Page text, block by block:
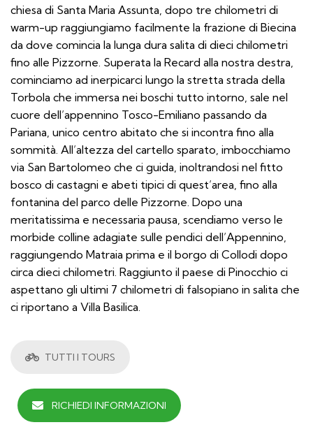
chiesa di Santa Maria Assunta, dopo tre chilometri di
warm-up raggiungiamo facilmente la frazione di Biecina
da dove comincia la lunga dura salita di dieci chilometri
fino alle Pizzorne. Superata la Recard alla nostra destra,
cominciamo ad inerpicarci lungo la stretta strada della
Torbola che immersa nei boschi tutto intorno, sale nel
cuore dell’appennino Tosco-Emiliano passando da
Pariana, unico centro abitato che si incontra fino alla
sommità. All’altezza del cartello sparato, imbocchiamo
via San Bartolomeo che ci guida, inoltrandosi nel fitto
bosco di castagni e abeti tipici di quest’area, fino alla
fontanina del parco delle Pizzorne. Dopo una
meritatissima e necessaria pausa, scendiamo verso le
morbide colline adagiate sulle pendici dell’Appennino,
raggiungendo Matraia prima e il borgo di Collodi dopo
circa dieci chilometri. Raggiunto il paese di Pinocchio ci
aspettano gli ultimi 7 chilometri di falsopiano in salita che
ci riportano a Villa Basilica.
TUTTI I TOURS
RICHIEDI INFORMAZIONI